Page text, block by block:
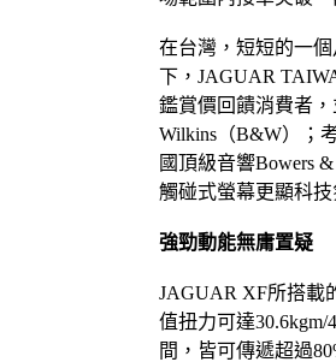
在台灣，短短的一
下，JAGUAR
鑑賞價回饋消費者
Wilkins（B&W）；
國頂級音響Bowers
觸碰式螢幕更顯科
強勁動能無庸置疑
JAGUAR XF所搭載
值扭力可達30.6kgm/
間，皆可傳遞超過